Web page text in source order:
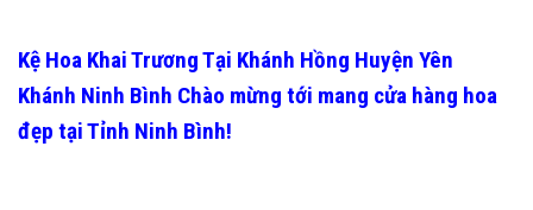
Kệ Hoa Khai Trương Tại Khánh Hồng Huyện Yên
Khánh Ninh Bình Chào mừng tới mang cửa hàng hoa
đẹp tại Tỉnh Ninh Bình!